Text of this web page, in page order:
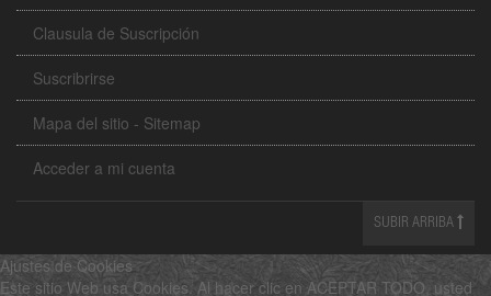
Clausula de Suscripción
Suscribrirse
Mapa del sitio - Sitemap
Acceder a mi cuenta
SUBIR ARRIBA
Ajustes de Cookies
Este sitio Web usa Cookies. Al hacer clic en ACEPTAR TODO, usted